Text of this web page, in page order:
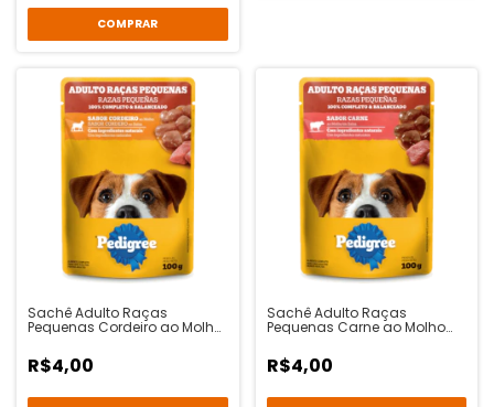
Sachê Adulto Raças
Pequenas Cordeiro ao Molho
R$4,00
Sachê Adulto Raças
Pequenas Carne ao Molho
R$4,00